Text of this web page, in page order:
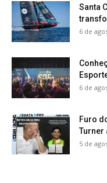
Santa
6 de
6 de
Furo
Turner
5 de